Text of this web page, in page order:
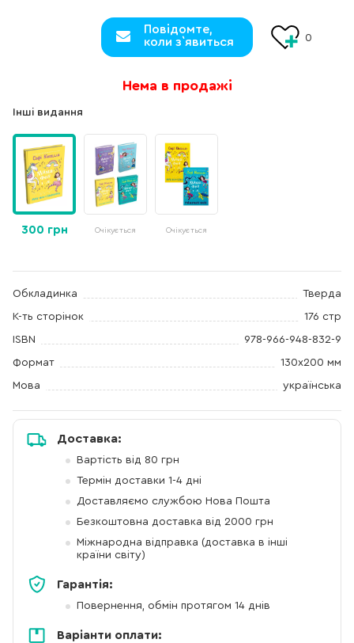
Інші видання
300 грн Очікується Очікується
Повідомте,
коли з`явиться
0
Нема в продажі
Обкладинка Тверда
К-ть сторінок 176 стр
ISBN 978-966-948-832-9
Формат 130х200 мм
Мова українська
Доставка:
Вартість від 80 грн
Термін доставки 1-4 дні
Доставляємо службою Нова Пошта
Безкоштовна доставка від 2000 грн
Міжнародна відправка (доставка в інші
країни світу)
Гарантія:
Повернення, обмін протягом 14 днів
Варіанти оплати: